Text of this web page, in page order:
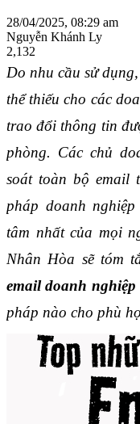
28/04/2025, 08:29 am
Nguyễn Khánh Ly
2,132
Do nhu cầu sử dụng,
thể thiếu cho các
trao đổi thông tin
phòng. Các chủ
soát toàn bộ email
pháp doanh
tâm nhất của mọi
Nhân Hòa sẽ tóm
email doanh nghiệp
pháp nào cho phù